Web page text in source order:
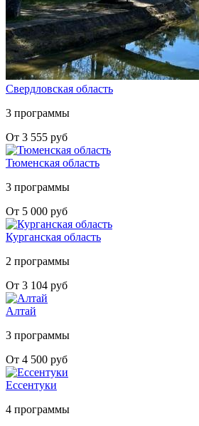
Свердловская область
3 программы
От 3 555 руб
Тюменская область
3 программы
От 5 000 руб
Курганская область
2 программы
От 3 104 руб
Алтай
3 программы
От 4 500 руб
Ессентуки
4 программы